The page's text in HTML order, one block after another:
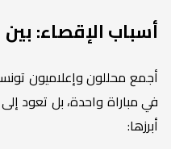
أسباب الإقصاء:
أجمع محللون وإعلاميون
في مباراة واحدة، بل تعود
أبرزها: